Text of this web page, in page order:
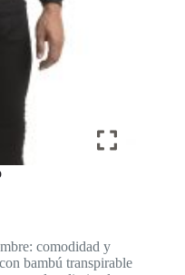
comodidad y
bambú transpirable